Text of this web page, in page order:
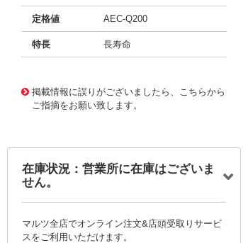
定格値 AEC-Q200
特長 長寿命
掲載情報に誤りがございましたら、こちらから
ご指摘をお願い致します。
在庫状況：営業所に在庫はございま
せん。
マルツ全店でオンライン注文&店頭受取りサービ
スをご利用いただけます。